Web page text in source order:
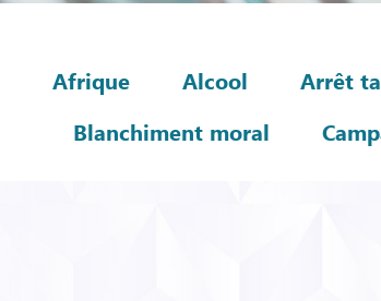
Afrique Alcool Arrêt
Blanchiment moral